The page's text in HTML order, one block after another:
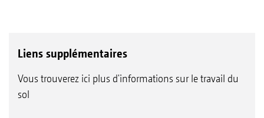
Liens supplémentaires
Vous trouverez ici plus d'informations sur le travail du
sol